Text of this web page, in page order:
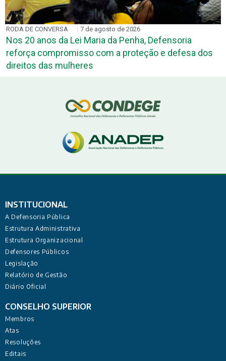
RODA DE CONVERSA 7 de agosto de 2026
Nos 20 anos da Lei Maria da Penha, Defensoria
reforça compromisso com a proteção e defesa dos
direitos das mulheres
INSTITUCIONAL
A Defensoria Pública
Estrutura Administrativa
Estrutura Organizacional
Defensores Públicos
Legislação
Relatório de Gestão
Diário Oficial
CONSELHO SUPERIOR
Membros
Atas
Resoluções
Editais